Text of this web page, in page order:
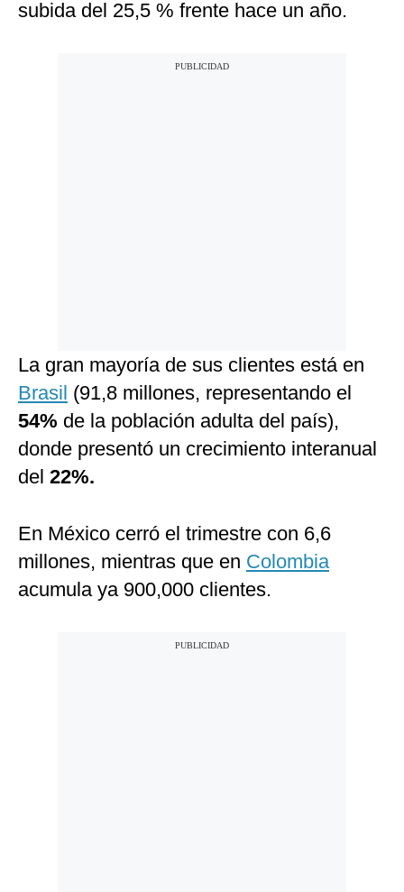
subida del 25,5 % frente hace un año.
La gran mayoría de sus clientes está en
Brasil (91,8 millones, representando el
54% de la población adulta del país),
donde presentó un crecimiento interanual
del 22%.
En México cerró el trimestre con 6,6
millones, mientras que en Colombia
acumula ya 900,000 clientes.